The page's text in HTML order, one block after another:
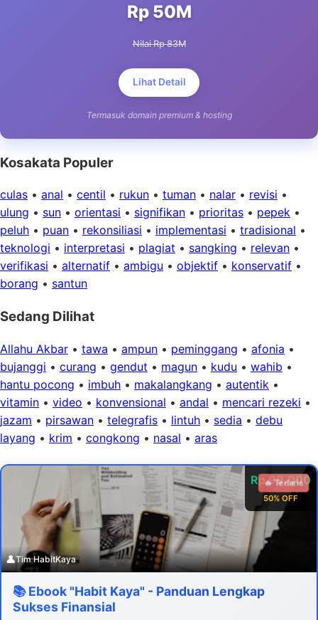
Rp 50M
Nilai Rp 83M
Lihat Detail
Termasuk domain premium & hosting
Kosakata Populer
culas • anal • centil • rukun • tuman • nalar • revisi •
ulung • sun • orientasi • signifikan • prioritas • pepek •
peluh • puan • rekonsiliasi • implementasi • tradisional •
teknologi • interpretasi • plagiat • sangking • relevan •
verifikasi • alternatif • ambigu • objektif • konservatif •
borang • santun
Sedang Dilihat
Allahu Akbar • tawa • ampun • peminggang • afonia •
bujanggi • curang • gendut • magun • kudu • wahib •
hantu pocong • imbuh • makalangkang • autentik •
vitamin • video • konvensional • andal • mencari rezeki •
jazam • pirsawan • telegrafis • lintuh • sedia • debu
layang • krim • congkong • nasal • aras
Rp 99.000
50% OFF
🔥 Terlaris
👤Tim HabitKaya
📚 Ebook "Habit Kaya" - Panduan Lengkap
Sukses Finansial